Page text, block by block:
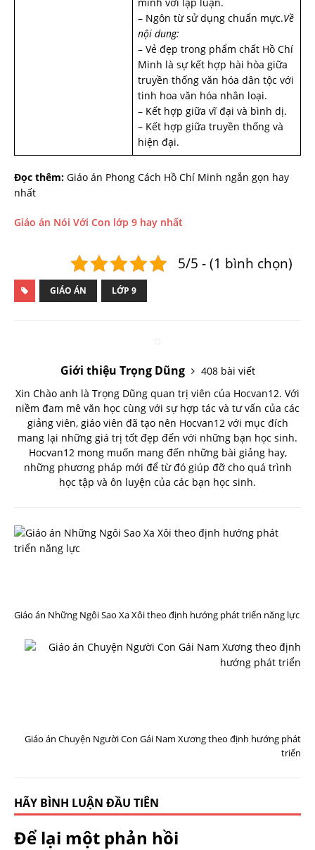
– Ngôn từ sử dụng chuẩn mực.Về
nội dung:
– Vẻ đẹp trong phẩm chất Hồ Chí
Minh là sự kết hợp hài hòa giữa
truyền thống văn hóa dân tộc với
tinh hoa văn hóa nhân loại.
– Kết hợp giữa vĩ đại và bình dị.
– Kết hợp giữa truyền thống và
hiện đại.
Đọc thêm: Giáo án Phong Cách Hồ Chí Minh ngắn gọn hay
nhất
Giáo án Nói Với Con lớp 9 hay nhất
5/5 - (1 bình chọn)
GIÁO ÁN LỚP 9
Giới thiệu Trọng Dũng
408 bài viết
Xin Chào anh là Trọng Dũng quan trị viên của Hocvan12. Với
niềm đam mê văn học cùng với sự hợp tác và tư vấn của các
giảng viên, giáo viên đã tạo nên Hocvan12 với mục đích
mang lại những giá trị tốt đẹp đến với những bạn học sinh.
Hocvan12 mong muốn mang đến những bài giảng hay,
những phương pháp mới để từ đó giúp đỡ cho quá trình
học tập và ôn luyện của các bạn học sinh.
Giáo án Những Ngôi Sao Xa Xôi theo định hướng phát triển năng lực
Giáo án Chuyện Người Con Gái Nam Xương theo định hướng phát
triển
HÃY BÌNH LUẬN ĐẦU TIÊN
Để lại một phản hồi